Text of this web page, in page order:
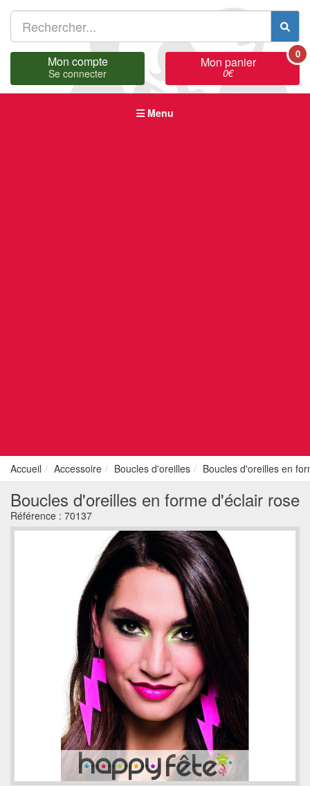
Mon compte
Se connecter
Mon panier
0€
0
Menu
Accueil Accessoire Boucles d'oreilles Boucles d'oreilles en
Boucles d'oreilles en forme d'éclair rose
Référence : 70137